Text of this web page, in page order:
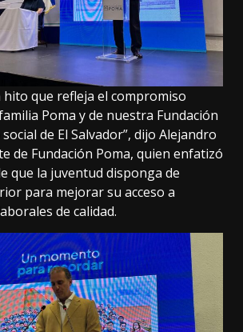
hito que refleja el compromiso
Poma y de nuestra Fundación
de El Salvador”, dijo Alejandro
de Fundación Poma, quien enfatizó
que la juventud disponga de
para mejorar su acceso a
de calidad.